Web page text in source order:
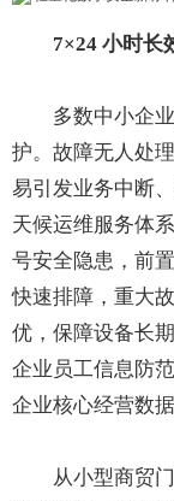
7×24 小时长
多数中小企
护。故障无人处
易引发业务中断
天候运维服务体
号安全隐患，前
快速排障，重大
优，保障设备长
企业员工信息防
企业核心经营数据
从小型商贸